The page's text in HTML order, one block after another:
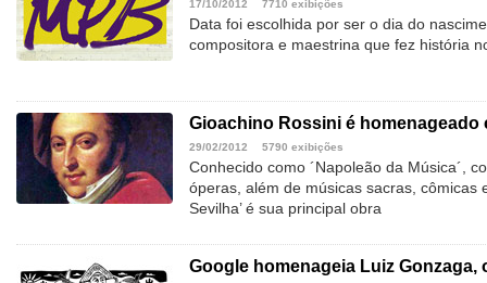
17/10/2012 7710 exibições
Data foi escolhida por ser o dia do
compositora e maestrina que fez história
Gioachino Rossini é homenageado
29/02/2012 5790 exibições
Conhecido como ´Napoleão da Música´,
óperas, além de músicas sacras, cômicas
Sevilha’ é sua principal obra
Google homenageia Luiz Gonzaga,